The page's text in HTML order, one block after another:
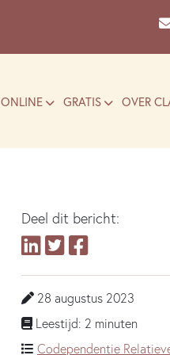
ONLINE GRATIS OVER
Deel dit bericht:
28 augustus 2023
Leestijd: 2 minuten
Codependentie